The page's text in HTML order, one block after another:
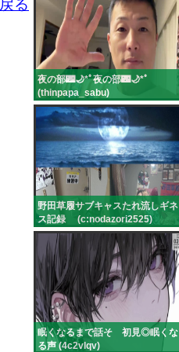
る
夜の部🌃🌙*ﾟ夜の部🌃🌙*ﾟ
(thinpapa_sabu)
野田草履サブキャスたれ流しギネ
ス記録 (c:nodazori2525)
眠くなるまで話そ 初見◎眠くな
る声 (4c2vlqv)